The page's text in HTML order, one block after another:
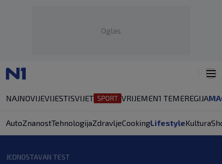
Oglas
NAJNOVIJEVIJESTISVIJET VRIJEMEN1 TEMEREGIJA
AutoZnanostTehnologijaZdravljeCookingLifestyleKultura
JEDNOSTAVAN TEST